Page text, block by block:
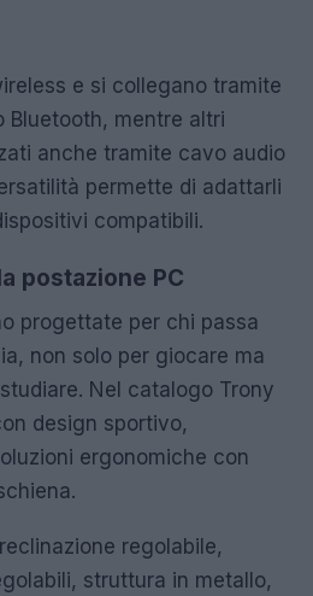
e si collegano tramite
Bluetooth, mentre altri
anche tramite cavo audio
permette di adattarli
compatibili.
postazione PC
progettate per chi passa
non solo per giocare ma
Nel catalogo Trony
design sportivo,
ergonomiche con
regolabile,
struttura in metallo,